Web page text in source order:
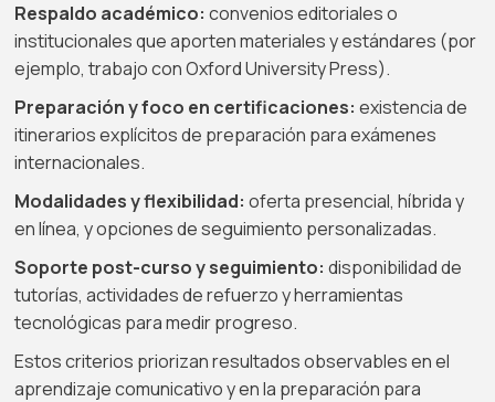
Respaldo académico: convenios editoriales o
institucionales que aporten materiales y estándares (por
ejemplo, trabajo con Oxford University Press).
Preparación y foco en certificaciones: existencia de
itinerarios explícitos de preparación para exámenes
internacionales.
Modalidades y flexibilidad: oferta presencial, híbrida y
en línea, y opciones de seguimiento personalizadas.
Soporte post-curso y seguimiento: disponibilidad de
tutorías, actividades de refuerzo y herramientas
tecnológicas para medir progreso.
Estos criterios priorizan resultados observables en el
aprendizaje comunicativo y en la preparación para